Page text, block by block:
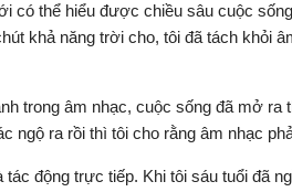
có thể hiểu được chiều sâu cuộc
khả năng trời cho, tôi đã tách khỏi
trong âm nhạc, cuộc sống đã mở
ngộ ra rồi thì tôi cho rằng âm nhạc
động trực tiếp. Khi tôi sáu tuổi đã